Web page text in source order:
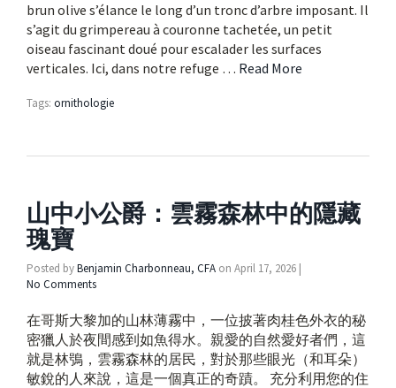
brun olive s’élance le long d’un tronc d’arbre imposant. Il
s’agit du grimpereau à couronne tachetée, un petit
oiseau fascinant doué pour escalader les surfaces
verticales. Ici, dans notre refuge … Read More
Tags: ornithologie
山中小公爵：雲霧森林中的隱藏
瑰寶
Posted byBenjamin Charbonneau, CFA on April 17, 2026 |
No Comments
在哥斯大黎加的山林薄霧中，一位披著肉桂色外衣的秘
密獵人於夜間感到如魚得水。親愛的自然愛好者們，這
就是林鴞，雲霧森林的居民，對於那些眼光（和耳朵）
敏銳的人來說，這是一個真正的奇蹟。 充分利用您的住